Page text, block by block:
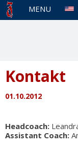
MENU
Kontakt
01.10.2012
Headcoach:
Assistant Coach: